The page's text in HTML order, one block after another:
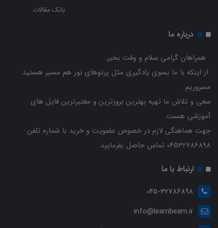
بانک مقالات
درباره ما
همراهان گرامی سلام و وقت بخیر.
از اینکه با ما بسوی یادگیری مثل پرتوهای نور هم مسیر هستید
مسروریم .
سعی و تلاش ما تهیه بهترین بروزترین و معتبرترین فایل های
آموزشی هست.
جهت هماهنگی لازم در خصوص عضویت و خرید با شماره تلفن
04532786898 تماس حاصل بفرمایید.
ارتباط با ما
045-32786898
info@learnbeam.ir